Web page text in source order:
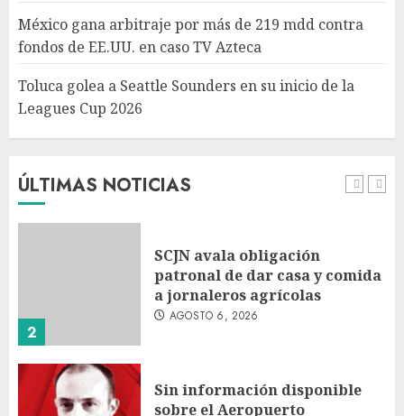
México gana arbitraje por más de 219 mdd contra
fondos de EE.UU. en caso TV Azteca
Toluca golea a Seattle Sounders en su inicio de la
Leagues Cup 2026
ÚLTIMAS NOTICIAS
5
Leagues Cup 2026
AGOSTO 6, 2026
1 AGOSTO 6, 2026
2
SCJN avala obligación
patronal de dar casa y comida
a jornaleros agrícolas
AGOSTO 6, 2026
Sin información disponible
sobre el Aeropuerto